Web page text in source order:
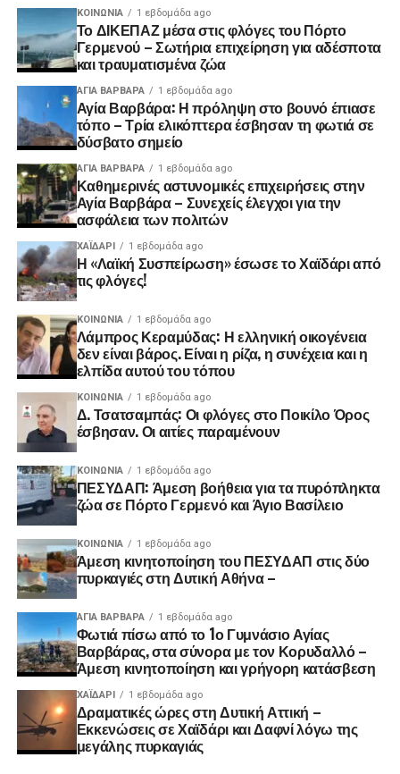
ΚΟΙΝΩΝΊΑ 1 εβδομάδα ago
Το ΔΙΚΕΠΑΖ μέσα στις φλόγες του Πόρτο
Γερμενού – Σωτήρια επιχείρηση για αδέσποτα
και τραυματισμένα ζώα
ΑΓΙΑ ΒΑΡΒΑΡΑ 1 εβδομάδα ago
Αγία Βαρβάρα: Η πρόληψη στο βουνό έπιασε
τόπο – Τρία ελικόπτερα έσβησαν τη φωτιά σε
δύσβατο σημείο
ΑΓΙΑ ΒΑΡΒΑΡΑ 1 εβδομάδα ago
Καθημερινές αστυνομικές επιχειρήσεις στην
Αγία Βαρβάρα – Συνεχείς έλεγχοι για την
ασφάλεια των πολιτών
ΧΑΪΔΑΡΙ 1 εβδομάδα ago
Η «Λαϊκή Συσπείρωση» έσωσε το Χαϊδάρι από
τις φλόγες!
ΚΟΙΝΩΝΊΑ 1 εβδομάδα ago
Λάμπρος Κεραμύδας: Η ελληνική οικογένεια
δεν είναι βάρος. Είναι η ρίζα, η συνέχεια και η
ελπίδα αυτού του τόπου
ΚΟΙΝΩΝΊΑ 1 εβδομάδα ago
Δ. Τσατσαμπάς: Οι φλόγες στο Ποικίλο Όρος
έσβησαν. Οι αιτίες παραμένουν
ΚΟΙΝΩΝΊΑ 1 εβδομάδα ago
ΠΕΣΥΔΑΠ: Άμεση βοήθεια για τα πυρόπληκτα
ζώα σε Πόρτο Γερμενό και Άγιο Βασίλειο
ΚΟΙΝΩΝΊΑ 1 εβδομάδα ago
Άμεση κινητοποίηση του ΠΕΣΥΔΑΠ στις δύο
πυρκαγιές στη Δυτική Αθήνα –
ΑΓΙΑ ΒΑΡΒΑΡΑ 1 εβδομάδα ago
Φωτιά πίσω από το 1ο Γυμνάσιο Αγίας
Βαρβάρας, στα σύνορα με τον Κορυδαλλό –
Άμεση κινητοποίηση και γρήγορη κατάσβεση
ΧΑΪΔΑΡΙ 1 εβδομάδα ago
Δραματικές ώρες στη Δυτική Αττική –
Εκκενώσεις σε Χαϊδάρι και Δαφνί λόγω της
μεγάλης πυρκαγιάς